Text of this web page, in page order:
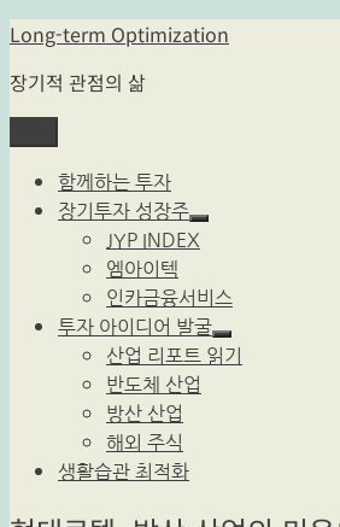
콘
츠
로
바
Long-term Optimization
장기적 관점의 삶
함께하는 투자
장기투자 성장주
하
위
뉴
확
장
JYP INDEX
엠아이텍
인카금융서비스
투자 아이디어 발굴
하
위
산업 리포트 읽기
반도체 산업
방산 산업
해외 주식
생활습관 최적화